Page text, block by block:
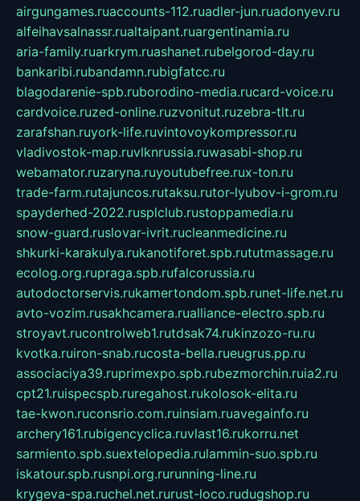
airgungames.ruaccounts-112.ruadler-jun.ruadonyev.ru
alfeihavsalnassr.rualtaipant.ruargentinamia.ru
aria-family.ruarkrym.ruashanet.rubelgorod-day.ru
bankaribi.rubandamn.rubigfatcc.ru
blagodarenie-spb.ruborodino-media.rucard-voice.ru
cardvoice.ruzed-online.ruzvonitut.ruzebra-tlt.ru
zarafshan.ruyork-life.ruvintovoykompressor.ru
vladivostok-map.ruvlknrussia.ruwasabi-shop.ru
webamator.ruzaryna.ruyoutubefree.rux-ton.ru
trade-farm.rutajuncos.rutaksu.rutor-lyubov-i-grom.ru
spayderhed-2022.rusplclub.rustoppamedia.ru
snow-guard.ruslovar-ivrit.rucleanmedicine.ru
shkurki-karakulya.rukanotiforet.spb.rututmassage.ru
ecolog.org.rupraga.spb.rufalcorussia.ru
autodoctorservis.rukamertondom.spb.runet-life.net.ru
avto-vozim.rusakhcamera.rualliance-electro.spb.ru
stroyavt.rucontrolweb1.rutdsak74.rukinzozo-ru.ru
kvotka.ruiron-snab.rucosta-bella.rueugrus.pp.ru
associaciya39.ruprimexpo.spb.rubezmorchin.ruia2.ru
cpt21.ruispecspb.ruregahost.rukolosok-elita.ru
tae-kwon.ruconsrio.com.ruinsiam.ruavegainfo.ru
archery161.rubigencyclica.ruvlast16.rukorru.net
sarmiento.spb.suextelopedia.rulammin-suo.spb.ru
iskatour.spb.rusnpi.org.rurunning-line.ru
krygeva-spa.ruchel.net.rurust-loco.rudugshop.ru